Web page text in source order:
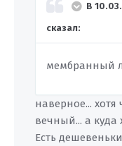
В
сказал:
мембранный
наверное...
вечный... а куда
Есть